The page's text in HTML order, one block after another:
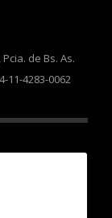
de Bs. As.
11-4283-0062